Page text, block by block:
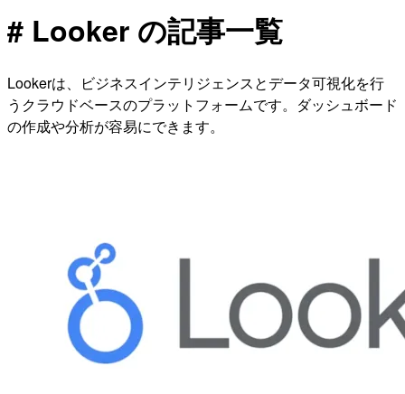
# Looker の記事一覧
Lookerは、ビジネスインテリジェンスとデータ可視化を行
うクラウドベースのプラットフォームです。ダッシュボード
の作成や分析が容易にできます。